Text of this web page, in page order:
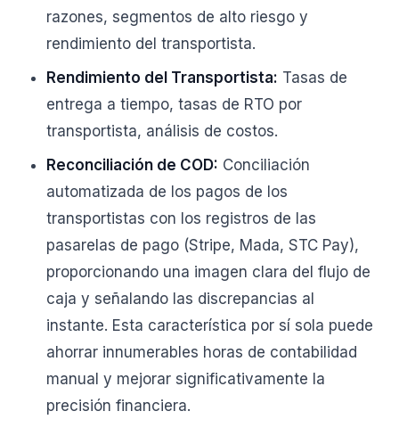
razones, segmentos de alto riesgo y
rendimiento del transportista.
Rendimiento del Transportista: Tasas de
entrega a tiempo, tasas de RTO por
transportista, análisis de costos.
Reconciliación de COD: Conciliación
automatizada de los pagos de los
transportistas con los registros de las
pasarelas de pago (Stripe, Mada, STC Pay),
proporcionando una imagen clara del flujo de
caja y señalando las discrepancias al
instante. Esta característica por sí sola puede
ahorrar innumerables horas de contabilidad
manual y mejorar significativamente la
precisión financiera.